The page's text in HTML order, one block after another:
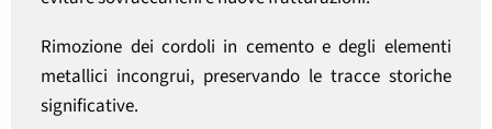
Rimozione dei cordoli in cemento e degli elementi
metallici incongrui, preservando le tracce storiche
significative.